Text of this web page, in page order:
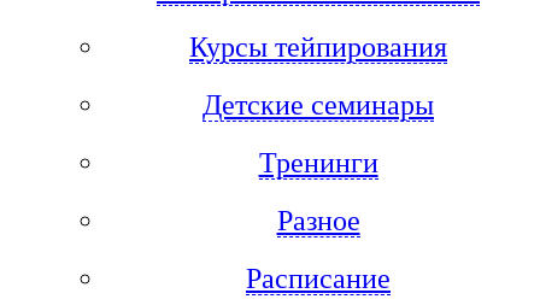
Курсы тейпирования
Детские семинары
Тренинги
Разное
Расписание